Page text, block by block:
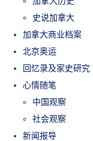
史说加拿大
加拿大商业档案
北京奥运
回忆录及家史研究
心情随笔
中国观察
社会观察
新闻报导